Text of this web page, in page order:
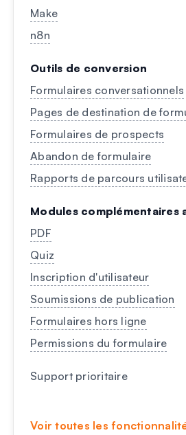
Make
n8n
Outils de conversion
Formulaires conversationnels
Pages de destination de
Formulaires de prospects
Abandon de formulaire
Rapports de parcours
Modules complémentaires
PDF
Quiz
Inscription d'utilisateur
Soumissions de publication
Formulaires hors ligne
Permissions du formulaire
Support prioritaire
Voir toutes les